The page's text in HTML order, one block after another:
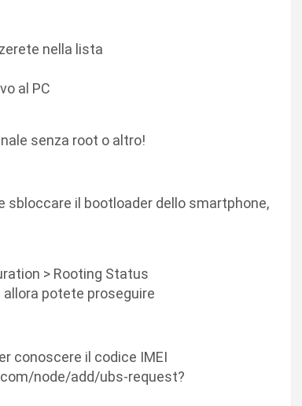
nella lista
al PC
senza root o altro!
sbloccare il bootloader dello smartphone,
> Rooting Status
allora potete proseguire
conoscere il codice IMEI
node/add/ubs-request?